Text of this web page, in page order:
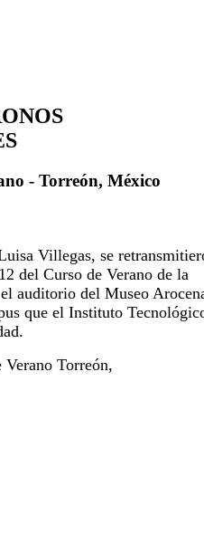
- Torreón, México
Villegas, se
del Curso de Verano de la
auditorio del Museo
que el Instituto